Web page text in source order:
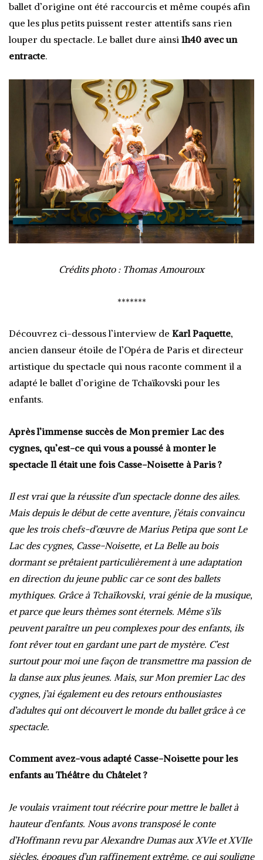
ballet d’origine ont été raccourcis et même coupés afin
que les plus petits puissent rester attentifs sans rien
louper du spectacle. Le ballet dure ainsi 1h40 avec un
entracte.
Crédits photo : Thomas Amouroux
*******
Découvrez ci-dessous l’interview de Karl Paquette,
ancien danseur étoile de l’Opéra de Paris et directeur
artistique du spectacle qui nous raconte comment il a
adapté le ballet d’origine de Tchaïkovski pour les
enfants.
Après l’immense succès de Mon premier Lac des
cygnes, qu’est-ce qui vous a poussé à monter le
spectacle Il était une fois Casse-Noisette à Paris ?
Il est vrai que la réussite d’un spectacle donne des ailes.
Mais depuis le début de cette aventure, j’étais convaincu
que les trois chefs-d’œuvre de Marius Petipa que sont Le
Lac des cygnes, Casse-Noisette, et La Belle au bois
dormant se prêtaient particulièrement à une adaptation
en direction du jeune public car ce sont des ballets
mythiques. Grâce à Tchaïkovski, vrai génie de la musique,
et parce que leurs thèmes sont éternels. Même s’ils
peuvent paraître un peu complexes pour des enfants, ils
font rêver tout en gardant une part de mystère. C’est
surtout pour moi une façon de transmettre ma passion de
la danse aux plus jeunes. Mais, sur Mon premier Lac des
cygnes, j’ai également eu des retours enthousiastes
d’adultes qui ont découvert le monde du ballet grâce à ce
spectacle.
Comment avez-vous adapté Casse-Noisette pour les
enfants au Théâtre du Châtelet ?
Je voulais vraiment tout réécrire pour mettre le ballet à
hauteur d’enfants. Nous avons transposé le conte
d’Hoffmann revu par Alexandre Dumas aux XVIe et XVIIe
siècles, époques d’un raffinement extrême, ce qui souligne